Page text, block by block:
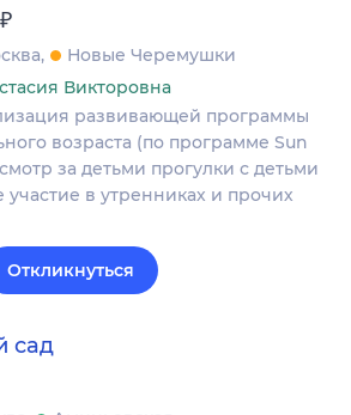
₽
Новые Черемушки
Викторовна
развивающей программы
возраста (по программе Sun
за детьми прогулки с детьми
участие в утренниках и прочих
Откликнуться
сад